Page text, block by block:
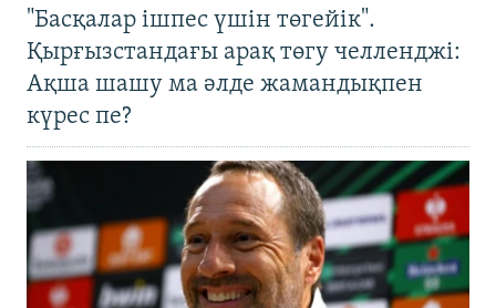
"Басқалар ішпес үшін төгейік".
Қырғызстандағы арақ төгу челленджі:
Ақша шашу ма әлде жамандықпен
күрес пе?